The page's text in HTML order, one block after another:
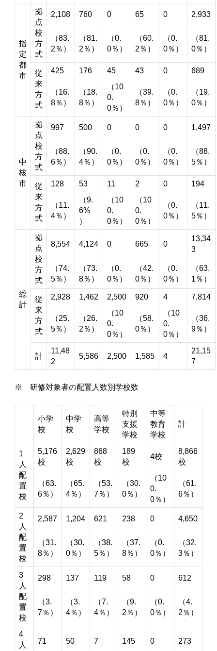
指
定
都
市
拠
点
校
方
式
2,108 760 0 65 0 2,933
（83.
2％）
（81.
2％）
（0.
0％）
（60.
2％）
（0.
0％）
（81.
0％）
従
来
方
式
425 176 45 43 0 689
（16.
8％）
（18.
8％）
（10
0.
0％）
（39.
8％）
（0.
0％）
（19.
0％）
中
核
市
拠
点
校
方
式
997 500 0 0 0 1,497
（88.
6％）
（90.
4％）
（0.
0％）
（0.
0％）
（0.
0％）
（88.
5％）
従
来
方
式
128 53 11 2 0 194
（11.
4％）
（9.
6%
）
（10
0.
0％）
（10
0.
0％）
（0.
0％）
（11.
5％）
総
計
拠
点
校
方
式
8,554 4,124 0 665 0
13,34
3
（74.
5％）
（73.
8％）
（0.
0％）
（42.
0％）
（0.
0％）
（63.
1％）
従
来
方
式
2,928 1,462 2,500 920 4 7,814
（25.
5％）
（26.
2％）
（10
0.
0％）
（58.
0％）
（10
0.
0％）
（36.
9％）
計
11,48
2
5,586 2,500 1,585 4
21,15
7
※ 研修対象者の配置人数別学校数
小学
校
中学
校
高等
学校
特別
支援
学校
中等
教育
学校
計
1
人
配
置
校
5,176
校
2,629
校
868
校
189
校
4校
8,866
校
（63.
6％）
（65.
4％）
（53.
7％）
（30.
0％）
（10
0.
0％）
（61.
6％）
2
人
配
置
校
2,587 1,204 621 238 0 4,650
（31.
8％）
（30.
0％）
（38.
5％）
（37.
8％）
（0.
0％）
（32.
3％）
3
人
配
置
校
298 137 119 58 0 612
（3.
7％）
（3.
4％）
（7.
4％）
（9.
2％）
（0.
0％）
（4.
2％）
4
人
71 50 7 145 0 273